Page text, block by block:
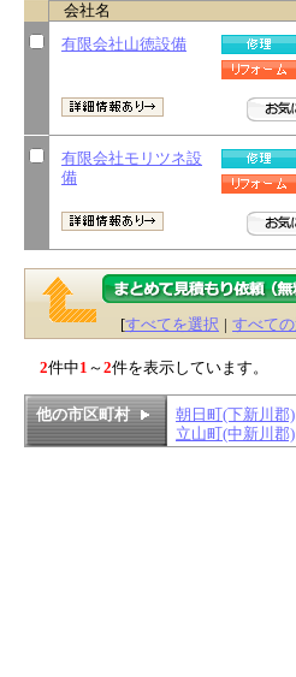
会社名
有限会社山徳設備
有限会社モリツネ設
備
[すべてを選択 | すべて
2件中1 ～2件を表示しています。
他の市区町村 朝日町(下新川郡)
立山町(中新川郡)